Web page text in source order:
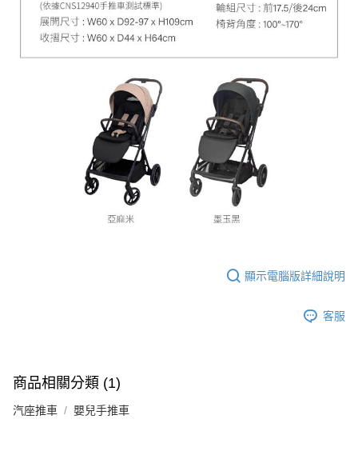
顯示電腦版詳細說明
客服
商品相關分類 (1)
汽座推車 嬰兒手推車